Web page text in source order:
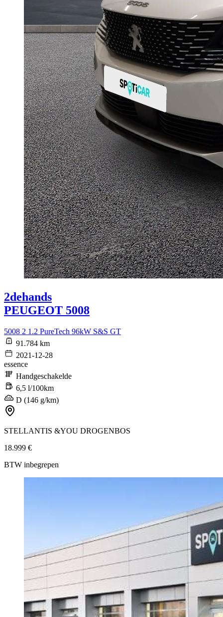
2dehands
PEUGEOT 5008
5008 2 1.2 PureTech 96kW S&S GT
91.784 km
2021-12-28
essence
Handgeschakelde
6,5 l/100km
D (146 g/km)
STELLANTIS &YOU DROGENBOS
18.999 €
BTW inbegrepen